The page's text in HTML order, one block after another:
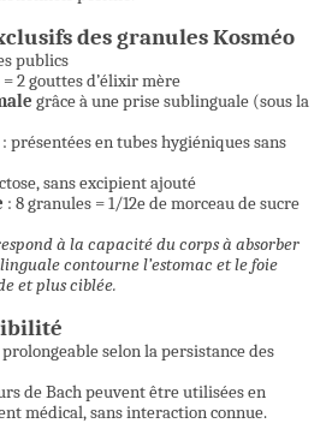
des granules Kosméo
publics
= 2 gouttes d’élixir mère
grâce à une prise sublinguale (sous la
: présentées en tubes hygiéniques sans
sans excipient ajouté
: 8 granules = 1/12e de morceau de sucre
à la capacité du corps à absorber
contourne l’estomac et le foie
et plus ciblée.
prolongeable selon la persistance des
de Bach peuvent être utilisées en
médical, sans interaction connue.